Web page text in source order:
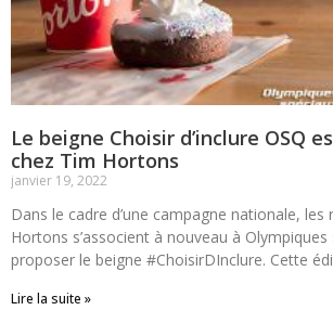
Le beigne Choisir d’inclure OSQ
chez Tim Hortons
janvier 19, 2022
Dans le cadre d’une campagne nationale,
Hortons s’associent à nouveau à
proposer le beigne #ChoisirDInclure. Cette
Lire la suite »